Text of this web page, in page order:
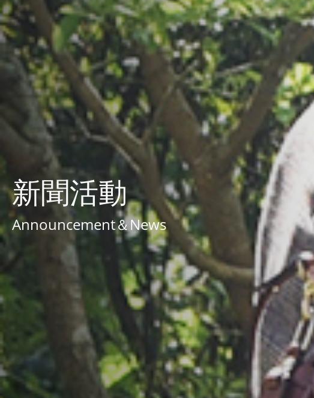
新聞活動
Announcement＆News